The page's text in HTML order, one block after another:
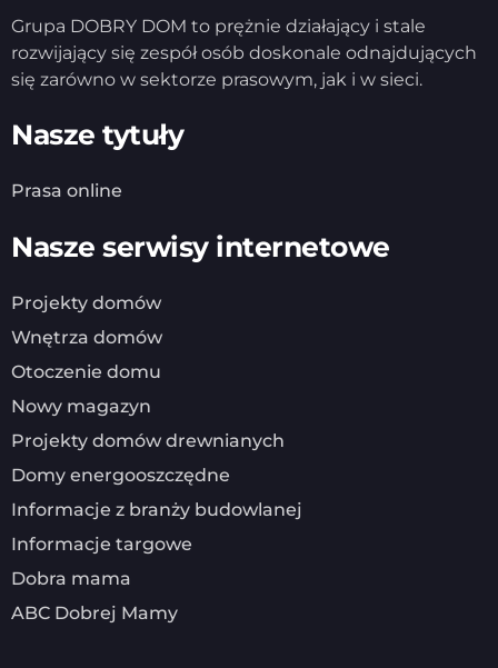
Grupa DOBRY DOM to prężnie działający i stale
rozwijający się zespół osób doskonale odnajdujących
się zarówno w sektorze prasowym, jak i w sieci.
Nasze tytuły
Prasa online
Nasze serwisy internetowe
Projekty domów
Wnętrza domów
Otoczenie domu
Nowy magazyn
Projekty domów drewnianych
Domy energooszczędne
Informacje z branży budowlanej
Informacje targowe
Dobra mama
ABC Dobrej Mamy